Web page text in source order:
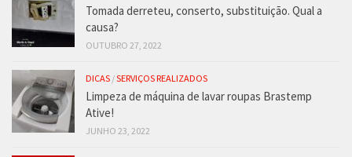
Tomada derreteu, conserto, substituição. Qual a
causa?
OUTUBRO 27, 2022
DICAS /SERVIÇOS REALIZADOS
Limpeza de máquina de lavar roupas Brastemp
Ative!
JUNHO 23, 2022